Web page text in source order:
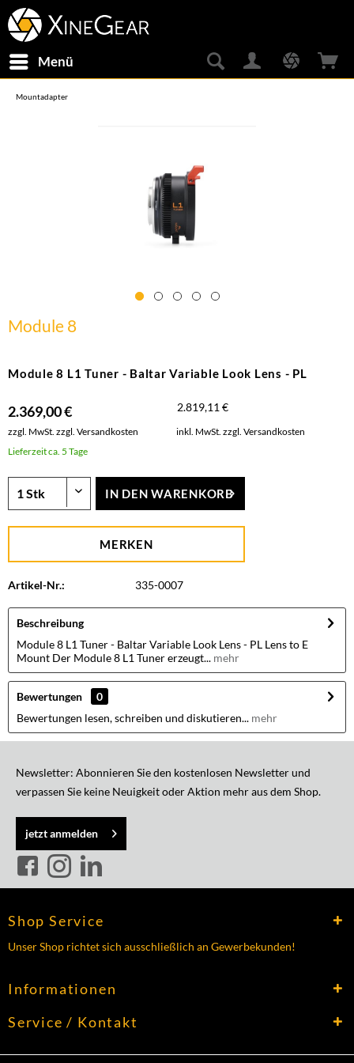
Menü
Mountadapter
Module 8
Module 8 L1 Tuner - Baltar Variable Look Lens - PL
2.369,00 € 2.819,11 €
zzgl. MwSt. zzgl. Versandkosten inkl. MwSt. zzgl. Versandkosten
Lieferzeit ca. 5 Tage
IN DEN WARENKORB
MERKEN
Artikel-Nr.: 335-0007
Beschreibung
Module 8 L1 Tuner - Baltar Variable Look Lens - PL Lens to E
Mount Der Module 8 L1 Tuner erzeugt... mehr
Bewertungen
0
Bewertungen lesen, schreiben und diskutieren... mehr
Newsletter: Abonnieren Sie den kostenlosen Newsletter und
verpassen Sie keine Neuigkeit oder Aktion mehr aus dem Shop.
jetzt anmelden
Shop Service
Unser Shop richtet sich ausschließlich an Gewerbekunden!
Informationen
Service / Kontakt